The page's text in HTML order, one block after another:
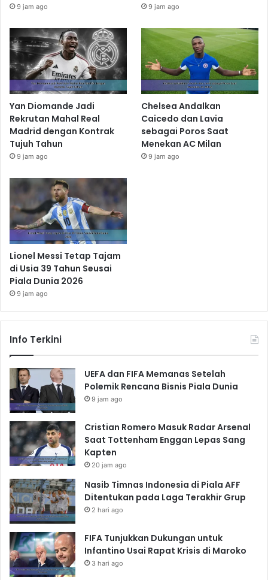
9 jam ago 9 jam ago
Yan Diomande Jadi
Rekrutan Mahal Real
Madrid dengan Kontrak
Tujuh Tahun
9 jam ago
Chelsea Andalkan
Caicedo dan Lavia
sebagai Poros Saat
Menekan AC Milan
9 jam ago
Lionel Messi Tetap Tajam
di Usia 39 Tahun Seusai
Piala Dunia 2026
9 jam ago
Info Terkini
UEFA dan FIFA Memanas Setelah
Polemik Rencana Bisnis Piala Dunia
9 jam ago
Cristian Romero Masuk Radar Arsenal
Saat Tottenham Enggan Lepas Sang
Kapten
20 jam ago
Nasib Timnas Indonesia di Piala AFF
Ditentukan pada Laga Terakhir Grup
2 hari ago
FIFA Tunjukkan Dukungan untuk
Infantino Usai Rapat Krisis di Maroko
3 hari ago